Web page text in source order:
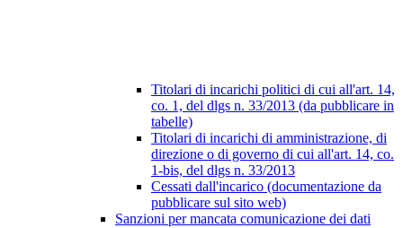
Titolari di incarichi politici di cui all'art. 14,
co. 1, del dlgs n. 33/2013 (da pubblicare in
tabelle)
Titolari di incarichi di amministrazione, di
direzione o di governo di cui all'art. 14, co.
1-bis, del dlgs n. 33/2013
Cessati dall'incarico (documentazione da
pubblicare sul sito web)
Sanzioni per mancata comunicazione dei dati